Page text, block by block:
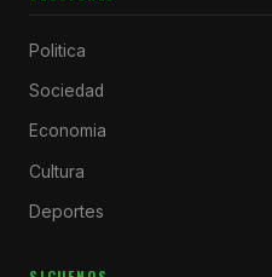
Politica
Sociedad
Economia
Cultura
Deportes